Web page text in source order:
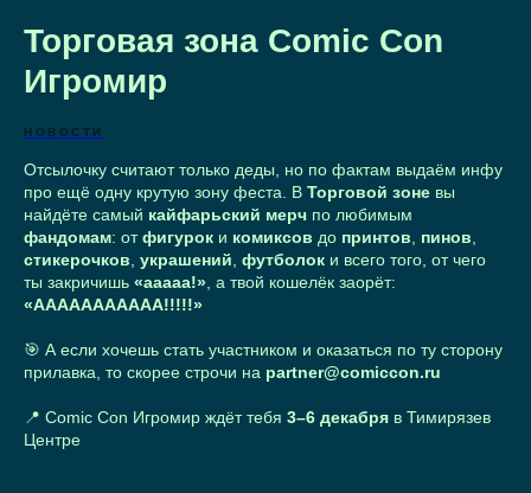
Торговая зона Comic Con
Игромир
НОВОСТИ
Отсылочку считают только деды, но по фактам выдаём инфу
про ещё одну крутую зону феста. В Торговой зоне вы
найдёте самый кайфарьский мерч по любимым
фандомам: отфигурок и комиксов до принтов пинов
стикерочков украшений футболок и всего того, от чего
ты закричишь «ааааа!» , а твой кошелёк заорёт:
«ААААААААААА!!!!!»
🎯 А если хочешь стать участником и оказаться по ту сторону
прилавка, то скорее строчи на partner@comiccon.ru
📍 Comic Con Игромир ждёт тебя 3–6 декабря в Тимирязев
Центре